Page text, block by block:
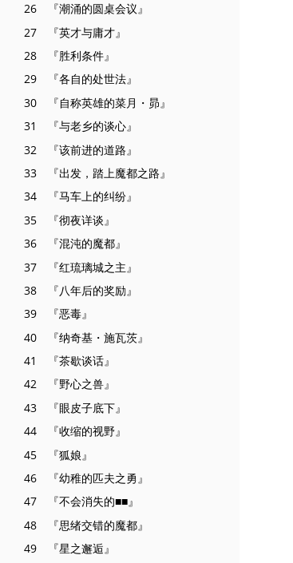
26 『潮涌的圆桌会议』
27 『英才与庸才』
28 『胜利条件』
29 『各自的处世法』
30 『自称英雄的菜月・昴』
31 『与老乡的谈心』
32 『该前进的道路』
33 『出发，踏上魔都之路』
34 『马车上的纠纷』
35 『彻夜详谈』
36 『混沌的魔都』
37 『红琉璃城之主』
38 『八年后的奖励』
39 『恶毒』
40 『纳奇基・施瓦茨』
41 『茶歇谈话』
42 『野心之兽』
43 『眼皮子底下』
44 『收缩的视野』
45 『狐娘』
46 『幼稚的匹夫之勇』
47 『不会消失的■■』
48 『思绪交错的魔都』
49 『星之邂逅』